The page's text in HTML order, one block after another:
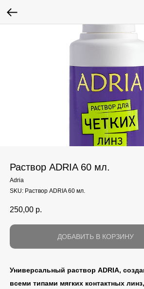
Раствор ADRIA 60 мл.
Adria
SKU: Раствор ADRIA 60 мл.
250,00 р.
ДОБАВИТЬ В КОРЗИНУ
Универсальный раствор ADRIA,
всеми типами мягких контактных